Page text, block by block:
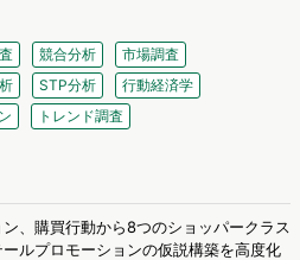
競合分析
市場調査
STP分析
行動経済学
トレンド調査
、購買行動から8つのショッパークラス
ルプロモーションの仮説構築を高度化